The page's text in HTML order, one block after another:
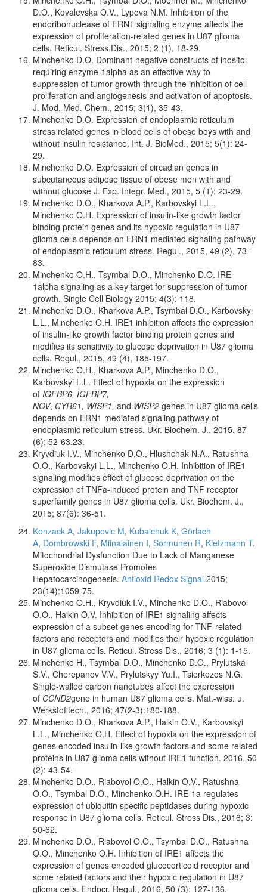
D.O., Kovalevska O.V., Lypova N.M. Inhibition of the
endoribonuclease of ERN1 signaling enzyme affects the
expression of proliferation-related genes in U87 glioma
cells. Reticul. Stress Dis., 2015; 2 (1), 18-29.
Minchenko D.O. Dominant-negative constructs of inositol
requiring enzyme-1alpha as an effective way to
suppression of tumor growth through the inhibition of cell
proliferation and angiogenesis and activation of apoptosis.
J. Mod. Med. Chem., 2015; 3(1), 35-43.
Minchenko D.O. Expression of endoplasmic reticulum
stress related genes in blood cells of obese boys with and
without insulin resistance. Int. J. BioMed., 2015; 5(1): 24-
29.
Minchenko D.O. Expression of circadian genes in
subcutaneous adipose tissue of obese men with and
without glucose J. Exp. Integr. Med., 2015, 5 (1): 23-29.
Minchenko D.O., Kharkova A.P., Karbovskyi L.L.,
Minchenko O.H. Expression of insulin-like growth factor
binding protein genes and its hypoxic regulation in U87
glioma cells depends on ERN1 mediated signaling pathway
of endoplasmic reticulum stress. Regul., 2015, 49 (2), 73-
83.
Minchenko O.H., Tsymbal D.O., Minchenko D.O. IRE-
1alpha signaling as a key target for suppression of tumor
growth. Single Cell Biology 2015; 4(3): 118.
Minchenko D.O., Kharkova A.P., Tsymbal D.O., Karbovskyi
L.L., Minchenko O.H. IRE1 inhibition affects the expression
of insulin-like growth factor binding protein genes and
modifies its sensitivity to glucose deprivation in U87 glioma
cells. Regul., 2015, 49 (4), 185-197.
Minchenko O.H., Kharkova A.P., Minchenko D.O.,
Karbovskyi L.L. Effect of hypoxia on the expression
of IGFBP6, IGFBP7,
NOV, CYR61, WISP1, and WISP2 genes in U87 glioma cells
depends on ERN1 mediated signaling pathway of
endoplasmic reticulum stress. Ukr. Biochem. J., 2015, 87
(6): 52-63.23.
Kryvdiuk I.V., Minchenko D.O., Hlushchak N.A., Ratushna
O.O., Karbovskyi L.L., Minchenko O.H. Inhibition of IRE1
signaling modifies effect of glucose deprivation on the
expression of TNFa-induced protein and TNF receptor
superfamily genes in U87 glioma cells. Ukr. Biochem. J.,
2015; 87(6): 36-51.
Konzack A, Jakupovic M, Kubaichuk K, Görlach
A, Dombrowski F, Miinalainen I, Sormunen R, Kietzmann T.
Mitochondrial Dysfunction Due to Lack of Manganese
Superoxide Dismutase Promotes
Hepatocarcinogenesis. Antioxid Redox Signal.2015;
23(14):1059-75.
Minchenko O.H., Kryvdiuk I.V., Minchenko D.O., Riabovol
O.O., Halkin O.V. Inhibition of IRE1 signaling affects
expression of a subset genes encoding for TNF-related
factors and receptors and modifies their hypoxic regulation
in U87 glioma cells. Reticul. Stress Dis., 2016; 3 (1): 1-15.
Minchenko H., Tsymbal D.O., Minchenko D.O., Prylutska
S.V., Cherepanov V.V., Prylutskyy Yu.I., Tsierkezos N.G.
Single-walled carbon nanotubes affect the expression
of CCND2gene in human U87 glioma cells. Mat.-wiss. u.
Werkstofftech., 2016; 47(2-3):180-188.
Minchenko D.O., Kharkova A.P., Halkin O.V., Karbovskyi
L.L., Minchenko O.H. Effect of hypoxia on the expression of
genes encoded insulin-like growth factors and some related
proteins in U87 glioma cells without IRE1 function. 2016, 50
(2): 43-54.
Minchenko D.O., Riabovol O.O., Halkin O.V., Ratushna
O.O., Tsymbal D.O., Minchenko O.H. IRE-1a regulates
expression of ubiquitin specific peptidases during hypoxic
response in U87 glioma cells. Reticul. Stress Dis., 2016; 3:
50-62.
Minchenko D.O., Riabovol O.O., Tsymbal D.O., Ratushna
O.O., Minchenko O.H. Inhibition of IRE1 affects the
expression of genes encoded glucocorticoid receptor and
some related factors and their hypoxic regulation in U87
glioma cells. Endocr. Regul., 2016, 50 (3): 127-136.